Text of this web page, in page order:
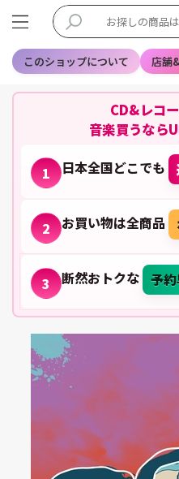
このショップについて 店舗
CD&レコ
音楽買うなら
1 日本全国どこでも
2 お買い物は全商品
3 断然おトクな 予